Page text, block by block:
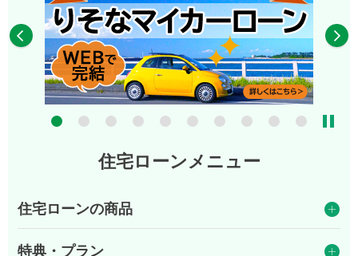
10
住宅ローンメニュー
住宅ローンの商品
特典・プラン